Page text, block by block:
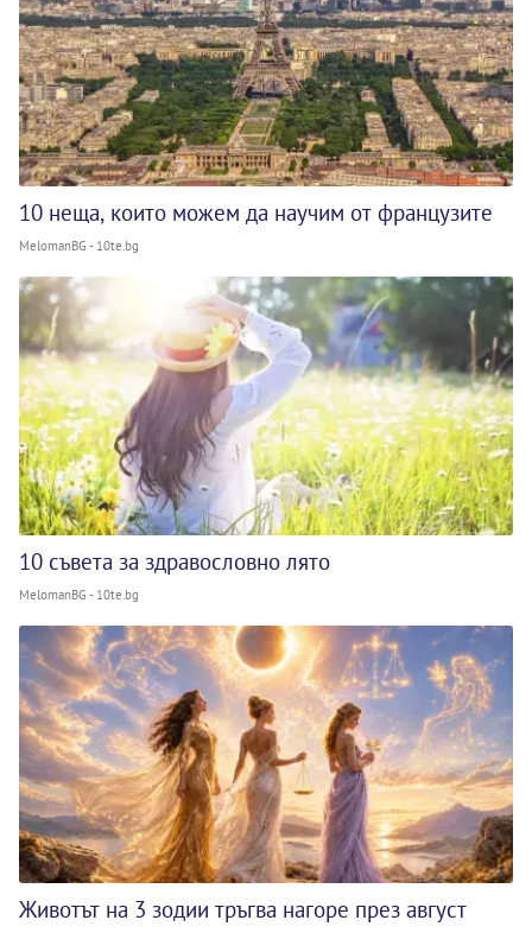
10 неща, които можем да научим от французите
MelomanBG - 10te.bg
10 съвета за здравословно лято
MelomanBG - 10te.bg
Животът на 3 зодии тръгва нагоре през август